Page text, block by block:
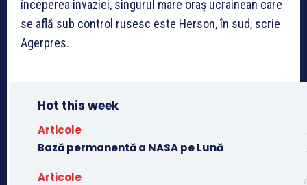
începerea invaziei, singurul mare oraş ucrainean care
se află sub control rusesc este Herson, în sud, scrie
Agerpres.
Hot this week
Articole
Bază permanentă a NASA pe Lună
Articole